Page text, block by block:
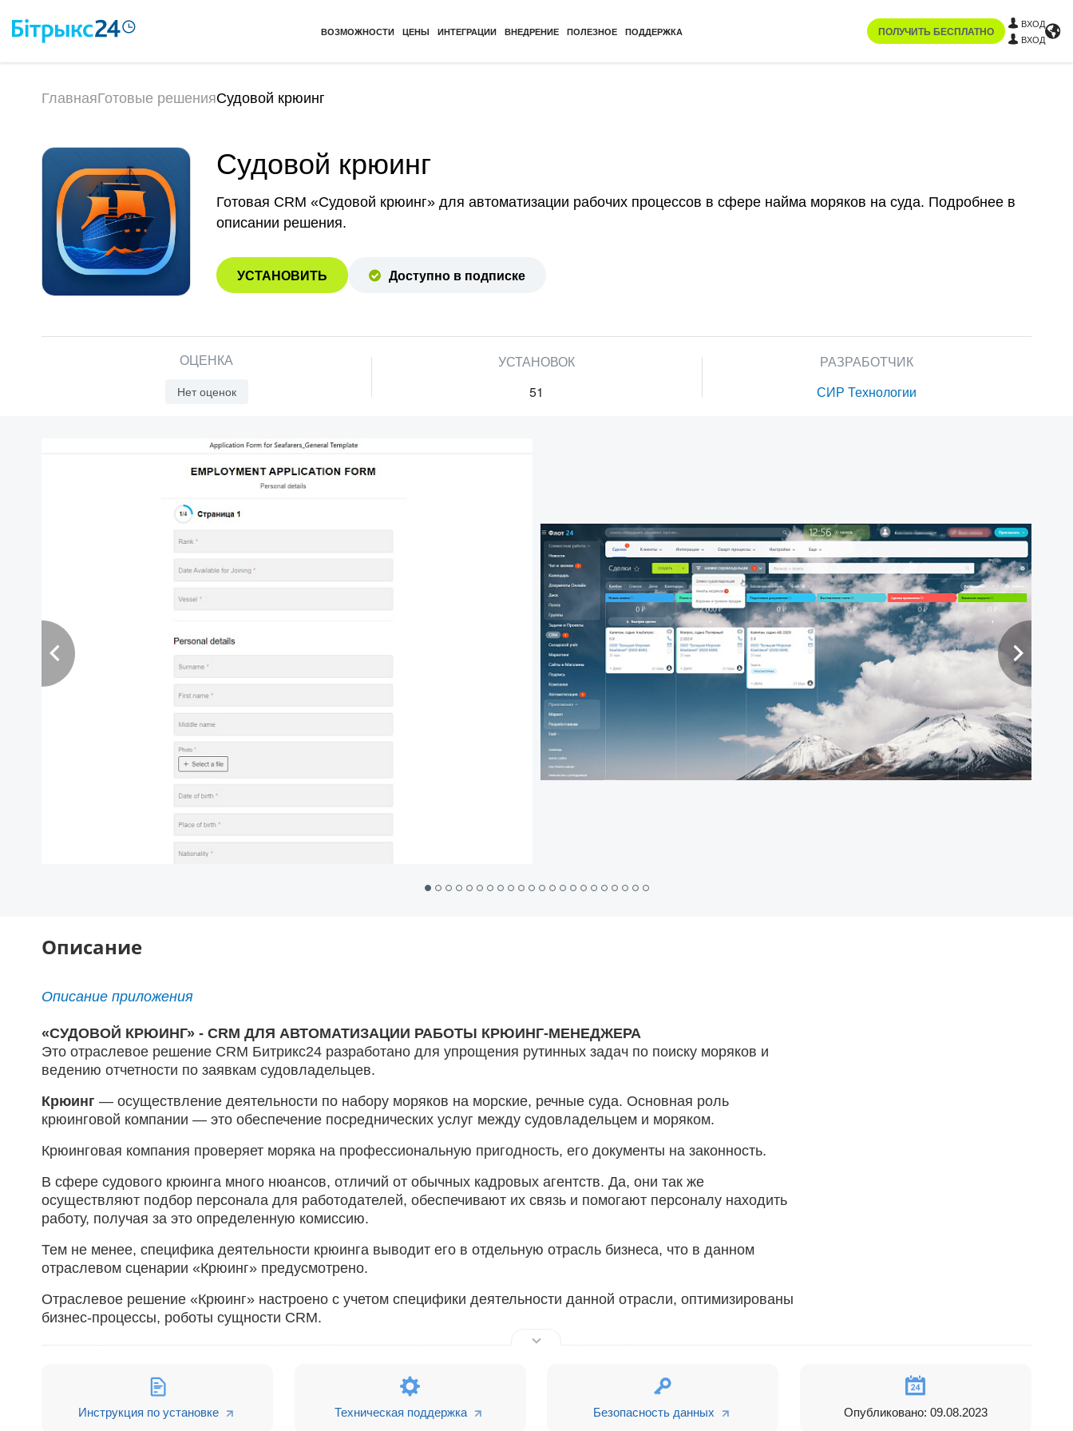
ВОЗМОЖНОСТИ ЦЕНЫ ИНТЕГРАЦИИ ВНЕДРЕНИЕ ПОЛЕЗНОЕ ПОДДЕРЖКА ПОЛУЧИТЬ БЕСПЛАТНО
ВХОД
ВХОД
ГлавнаяГотовые решенияСудовой крюинг
Судовой крюинг
Готовая CRM «Судовой крюинг» для автоматизации рабочих процессов в сфере найма моряков на суда. Подробнее в
описании решения.
УСТАНОВИТЬ Доступно в подписке
ОЦЕНКА
Нет оценок
УСТАНОВОК
51
РАЗРАБОТЧИК
СИР Технологии
Описание
Описание приложения
«СУДОВОЙ КРЮИНГ» - CRM ДЛЯ АВТОМАТИЗАЦИИ РАБОТЫ КРЮИНГ-МЕНЕДЖЕРА
Это отраслевое решение CRM Битрикс24 разработано для упрощения рутинных задач по поиску моряков и
ведению отчетности по заявкам судовладельцев.
Крюинг — осуществление деятельности по набору моряков на морские, речные суда. Основная роль
крюинговой компании — это обеспечение посреднических услуг между судовладельцем и моряком.
Крюинговая компания проверяет моряка на профессиональную пригодность, его документы на законность.
В сфере судового крюинга много нюансов, отличий от обычных кадровых агентств. Да, они так же
осуществляют подбор персонала для работодателей, обеспечивают их связь и помогают персоналу находить
работу, получая за это определенную комиссию.
Тем не менее, специфика деятельности крюинга выводит его в отдельную отрасль бизнеса, что в данном
отраслевом сценарии «Крюинг» предусмотрено.
Отраслевое решение «Крюинг» настроено с учетом специфики деятельности данной отрасли, оптимизированы
бизнес-процессы, роботы сущности CRM.
Анкета моряка - удобная мобильная CRM-форма, которую соискатель заполнит за 5 минут! На основе
2 воронки сделок: Анкеты моряков и Заявки судовладельцев
Дополнительно есть возможность настроить автоматизацию документов, базу флота. *
Инструкция по установке Техническая поддержка Безопасность данных Опубликовано: 09.08.2023